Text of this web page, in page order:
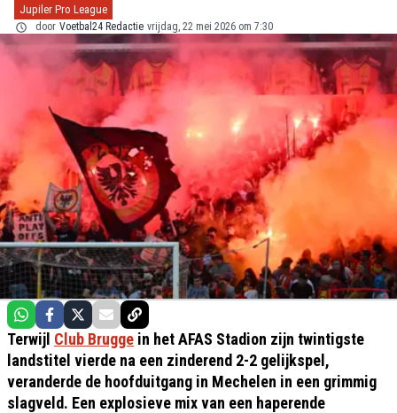
Jupiler Pro League
door Voetbal24 Redactie vrijdag, 22 mei 2026 om 7:30
Terwijl Club Brugge in het AFAS Stadion zijn twintigste
landstitel vierde na een zinderend 2-2 gelijkspel,
veranderde de hoofduitgang in Mechelen in een grimmig
slagveld. Een explosieve mix van een haperende